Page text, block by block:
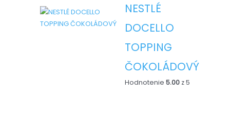
NESTLÉ
DOCELLO
TOPPING
ČOKOLÁDOVÝ
Hodnotenie5.00 z 5